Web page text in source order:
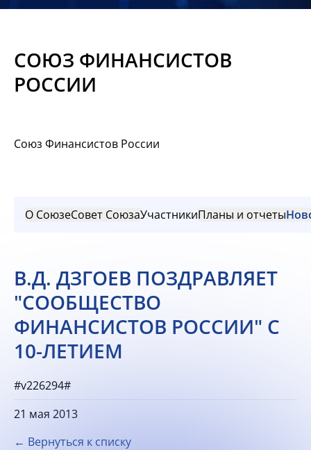
Материалы
СОЮЗ ФИНАНСИСТОВ
РОССИИ
Союз Финансистов России
О СоюзеСовет СоюзаУчастникиПланы и отчеты
В.Д. ДЗГОЕВ ПОЗДРАВЛЯЕТ
"СООБЩЕСТВО
ФИНАНСИСТОВ РОССИИ" С
10-ЛЕТИЕМ
#v226294#
21 мая 2013
← Вернуться к списку